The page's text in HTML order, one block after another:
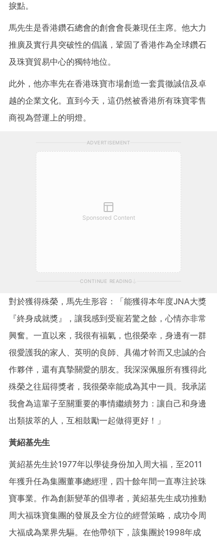
捩點。
馬先生是香港鑽石總會的創會會長兼現任主席。他大力
推廣及實行具突破性的倡議，鞏固了香港作為全球鑽石
及珠寶貿易中心的獨特地位。
此外，他亦率先在香港珠寶市場創造一套貫徹誠信及卓
越的企業文化。直到今天，這仍然被香港所有珠寶零售
商視為營運上的明燈。
ADVERTISEMENT
Sponsored Content
CONTINUE READING
對於獲得殊榮，馬先生形容：「能獲得本年度JNA大獎
『終身成就獎』，讓我感到受寵若驚之餘，心情亦非常
興奮。一直以來，我很有福氣，也很榮幸，身邊有一群
很愛護我的家人、英明的良師、具備才幹而又忠誠的合
作夥伴，還有真摯關愛的朋友。我深深佩服所有獲得此
殊榮之往屆得獎者，我很榮幸能成為其中一員。我承諾
我會為這輩子至關重要的事情繼續努力：讓自己和身邊
出類拔萃的人，互相鼓勵一起做得更好！」
黃紹基先生
黃紹基先生於1977年以學徒身份加入周大福，至2011
年獲升任為集團董事總經理，四十餘年間一直專注於珠
寶事業。作為創新變革的倡導者，黃紹基先生成功推動
周大福珠寶集團的發展及全方位的經營策略，成功令周
大福成為業界先驅。在他帶領下，該集團於1998年成